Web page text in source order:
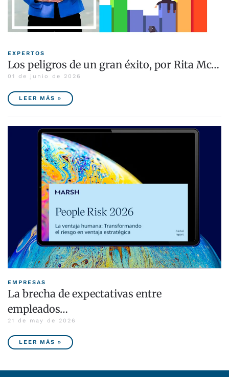
EXPERTOS
Los peligros de un gran éxito, por Rita Mc…
01 de junio de 2026
LEER MÁS »
EMPRESAS
La brecha de expectativas entre
empleados…
21 de may de 2026
LEER MÁS »